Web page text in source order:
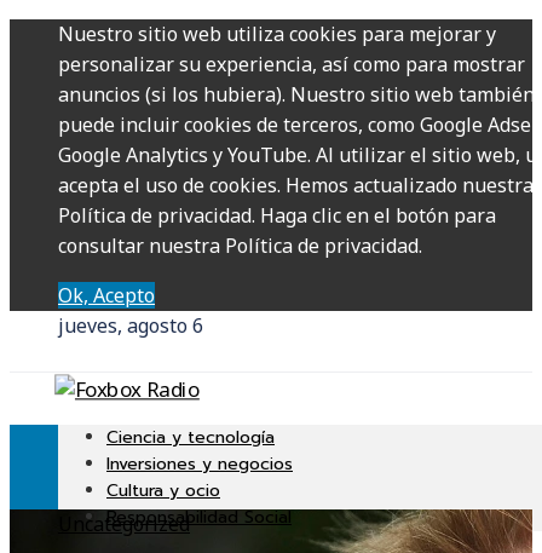
Nuestro sitio web utiliza cookies para mejorar y
personalizar su experiencia, así como para mostrar
anuncios (si los hubiera). Nuestro sitio web también
puede incluir cookies de terceros, como Google
Google Analytics y YouTube. Al utilizar el sitio web,
acepta el uso de cookies. Hemos actualizado nuestra
Política de privacidad. Haga clic en el botón para
consultar nuestra Política de privacidad.
Ok, Acepto
jueves, agosto 6
Ciencia y tecnología
Inversiones y negocios
Cultura y ocio
Responsabilidad Social
Uncategorized